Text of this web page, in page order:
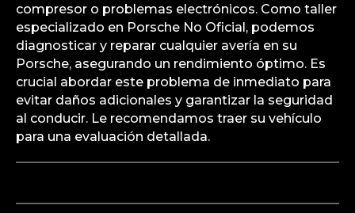
compresor o problemas electrónicos. Como taller
especializado en Porsche No Oficial, podemos
diagnosticar y reparar cualquier avería en su
Porsche, asegurando un rendimiento óptimo. Es
crucial abordar este problema de inmediato para
evitar daños adicionales y garantizar la seguridad
al conducir. Le recomendamos traer su vehículo
para una evaluación detallada.